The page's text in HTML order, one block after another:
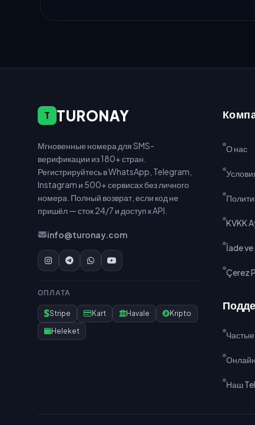
T TURONAY
Мгновенные номера для SMS-
верификации из 180+ стран.
Регистрируйтесь в WhatsApp, Telegram,
Instagram и 500+ сервисах без личного
номера. Полный возврат, если код не
пришёл — сток 24/7 и доступ к API.
info@turonay.com
ОПЛАТА
Stripe Kart Havale
Kripto
Heleket
О нас
KVKK
İade
Çerez
Наш